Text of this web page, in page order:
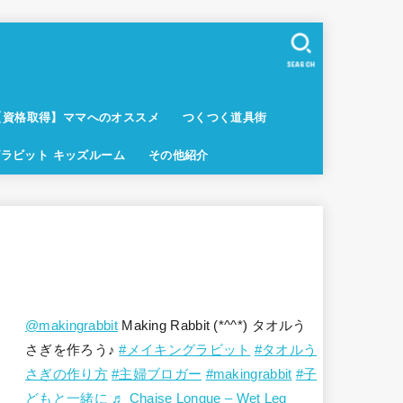
資格取得】ママへのオススメ つくつく道具街
ビット キッズルーム その他紹介
SEARCH
@makingrabbitMaking Rabbit (*^^*) タオルう
さぎを作ろう♪#メイキングラビット #タオルう
さぎの作り方 #主婦ブロガー #makingrabbit #子
どもと一緒に ♬ Chaise Longue – Wet Leg